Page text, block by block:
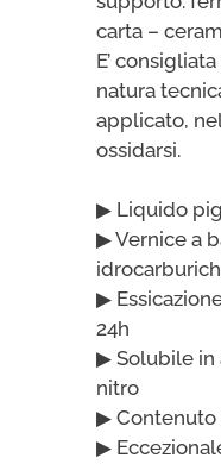
carta –
E’
natura
applicato,
ossidarsi.
▶ Liquido
▶ Vernice a
▶
24h
▶ Solubile
nitro
▶ Contenuto
▶